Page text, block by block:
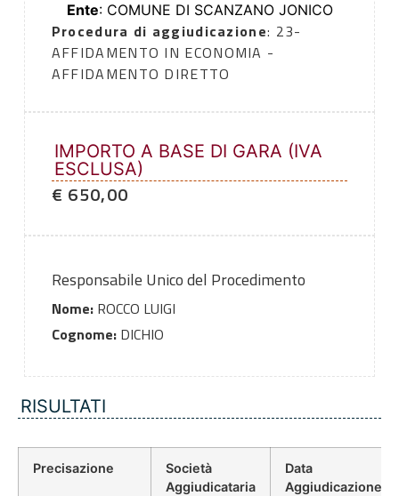
Ente: COMUNE DI SCANZANO JONICO
Procedura di aggiudicazione: 23-
AFFIDAMENTO IN ECONOMIA -
AFFIDAMENTO DIRETTO
IMPORTO A BASE DI GARA (IVA
ESCLUSA)
€ 650,00
Responsabile Unico del Procedimento
Nome:ROCCO LUIGI
Cognome:DICHIO
RISULTATI
Precisazione
Società
Aggiudicataria
Data
Aggiudicazione